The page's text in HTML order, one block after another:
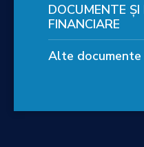
DOCUMENTE
FINANCIARE
Alte documente